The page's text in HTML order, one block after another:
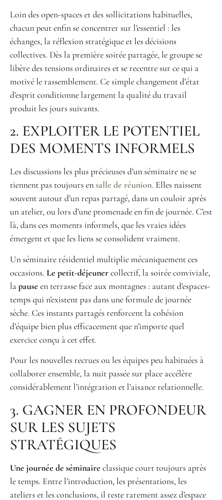
Loin des open-spaces et des sollicitations habituelles,
chacun peut enfin se concentrer sur l’essentiel : les
échanges, la réflexion stratégique et les décisions
collectives. Dès la première soirée partagée, le groupe se
libère des tensions ordinaires et se recentre sur ce qui a
motivé le rassemblement. Ce simple changement d’état
d’esprit conditionne largement la qualité du travail
produit les jours suivants.
2. EXPLOITER LE POTENTIEL
DES MOMENTS INFORMELS
Les discussions les plus précieuses d’un séminaire ne se
tiennent pas toujours ensalle de réunion. Elles naissent
souvent autour d’un repas partagé, dans un couloir après
un atelier, ou lors d’une promenade en fin de journée. C’est
là, dans ces moments informels, que les vraies idées
émergent et que les liens se consolident vraiment.
Un séminaire résidentiel multiplie mécaniquement ces
occasions. Le petit-déjeunercollectif, la soirée conviviale,
lapause en terrasse face aux montagnes : autant d’espaces-
temps qui n’existent pas dans une formule de journée
sèche. Ces instants partagés renforcent la cohésion
d’équipe bien plus efficacement que n’importe quel
exercice conçu à cet effet.
Pour les nouvelles recrues ou les équipes peu habituées à
collaborer ensemble, la nuit passée sur place accélère
considérablement l’intégration et l’aisance relationnelle.
3. GAGNER EN PROFONDEUR
SUR LES SUJETS
STRATÉGIQUES
Une journée de séminaire classique court toujours après
le temps. Entre l’introduction, les présentations, les
ateliers et les conclusions, il reste rarement assez d’espace